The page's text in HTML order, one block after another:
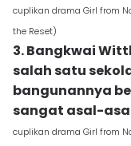
cuplikan drama Girl from
the Reset)
3. Bangkwai
salah satu
bangunannya
sangat asal-
cuplikan drama Girl from